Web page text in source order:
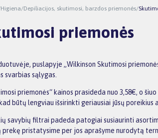
Higiena/Depiliacijos, skutimosi, barzdos priemonės/
priemonės
puslapyje „Wilkinson Skutimosi
sąlygas.
priemonės“ kainos prasideda nuo 3,58€, o
būtų lengviau išsirinkti geriausiai jūsų poreikius
savybių filtrai padeda patogiai susiaurinti
pristatysime per jos aprašyme nurodytą